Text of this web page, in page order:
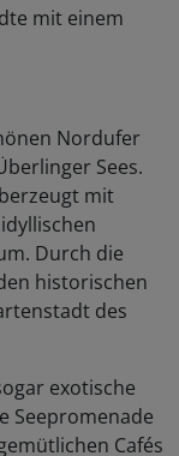
mit einem
Nordufer
Sees.
mit
Durch die
historischen
des
exotische
Seepromenade
Cafés